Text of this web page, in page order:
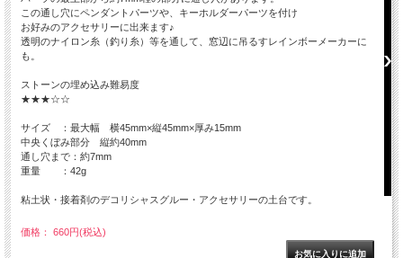
この通し穴にペンダントパーツや、キーホルダーパーツを付け
お好みのアクセサリーに出来ます♪
透明のナイロン糸（釣り糸）等を通して、窓辺に吊るすレインボーメーカーに
も。
ストーンの埋め込み難易度
★★★☆☆
サイズ ：最大幅 横45mm×縦45mm×厚み15mm
中央くぼみ部分 縦約40mm
通し穴まで：約7mm
重量 ：42g
粘土状・接着剤のデコリシャスグルー・アクセサリーの土台です。
価格： 660円(税込)